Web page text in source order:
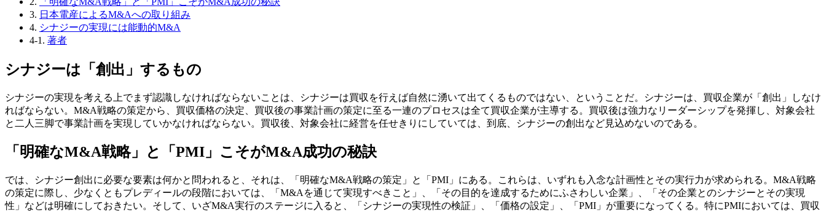
3. 日本電産によるM&Aへの取り組み
4. シナジーの実現には能動的M&A
4-1. 著者
シナジーは「創出」するもの
シナジーの実現を考える上でまず認識しなければならないことは、シナジーは買収を行えば自然に湧いて出てくるものではない、ということだ。シナジーは、買収企業が「創出」しなけ
ればならない。M&A戦略の策定から、買収価格の決定、買収後の事業計画の策定に至る一連のプロセスは全て買収企業が主導する。買収後は強力なリーダーシップを発揮し、対象会社
と二人三脚で事業計画を実現していかなければならない。買収後、対象会社に経営を任せきりにしていては、到底、シナジーの創出など見込めないのである。
「明確なM&A戦略」と「PMI」こそがM&A成功の秘訣
では、シナジー創出に必要な要素は何かと問われると、それは、「明確なM&A戦略の策定」と「PMI」にある。これらは、いずれも入念な計画性とその実行力が求められる。M&A戦略
の策定に際し、少なくともプレディールの段階においては、「M&Aを通じて実現すべきこと」、「その目的を達成するためにふさわしい企業」、「その企業とのシナジーとその実現
性」などは明確にしておきたい。そして、いざM&A実行のステージに入ると、「シナジーの実現性の検証」、「価格の設定」、「PMI」が重要になってくる。特にPMIにおいては、買収